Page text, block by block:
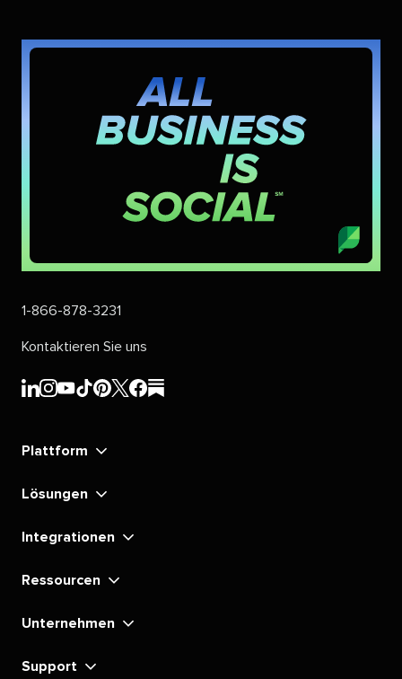
1-866-878-3231​​
Kontaktieren Sie uns​​
Sprout
LinkedIn​​
Sprout
Instagram​​
Sprout
YouTube​​
Sprout
TikTok​​
Sprout
Sprout
Sprout
Sprout
Plattform​​
Lösungen​​
Integrationen​​
Ressourcen​​
Unternehmen​​
Support​​